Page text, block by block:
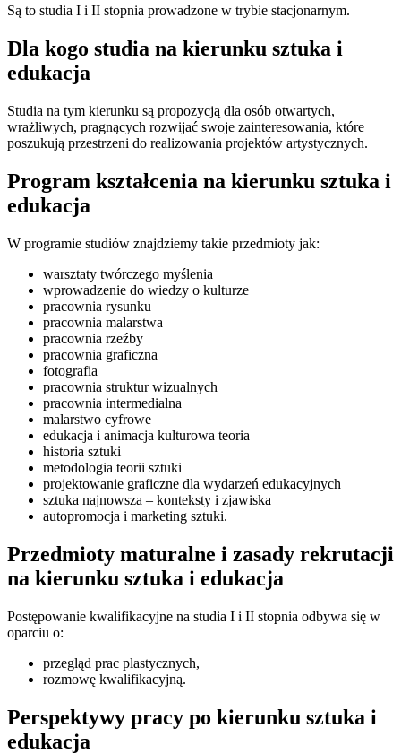
Są to studia I i II stopnia prowadzone w trybie stacjonarnym.
Dla kogo studia na kierunku sztuka i
edukacja
Studia na tym kierunku są propozycją dla osób otwartych,
wrażliwych, pragnących rozwijać swoje zainteresowania, które
poszukują przestrzeni do realizowania projektów artystycznych.
Program kształcenia na kierunku sztuka i
edukacja
W programie studiów znajdziemy takie przedmioty jak:
warsztaty twórczego myślenia
wprowadzenie do wiedzy o kulturze
pracownia rysunku
pracownia malarstwa
pracownia rzeźby
pracownia graficzna
fotografia
pracownia struktur wizualnych
pracownia intermedialna
malarstwo cyfrowe
edukacja i animacja kulturowa teoria
historia sztuki
metodologia teorii sztuki
projektowanie graficzne dla wydarzeń edukacyjnych
sztuka najnowsza – konteksty i zjawiska
autopromocja i marketing sztuki.
Przedmioty maturalne i zasady rekrutacji
na kierunku sztuka i edukacja
Postępowanie kwalifikacyjne na studia I i II stopnia odbywa się w
oparciu o:
przegląd prac plastycznych,
rozmowę kwalifikacyjną.
Perspektywy pracy po kierunku sztuka i
edukacja